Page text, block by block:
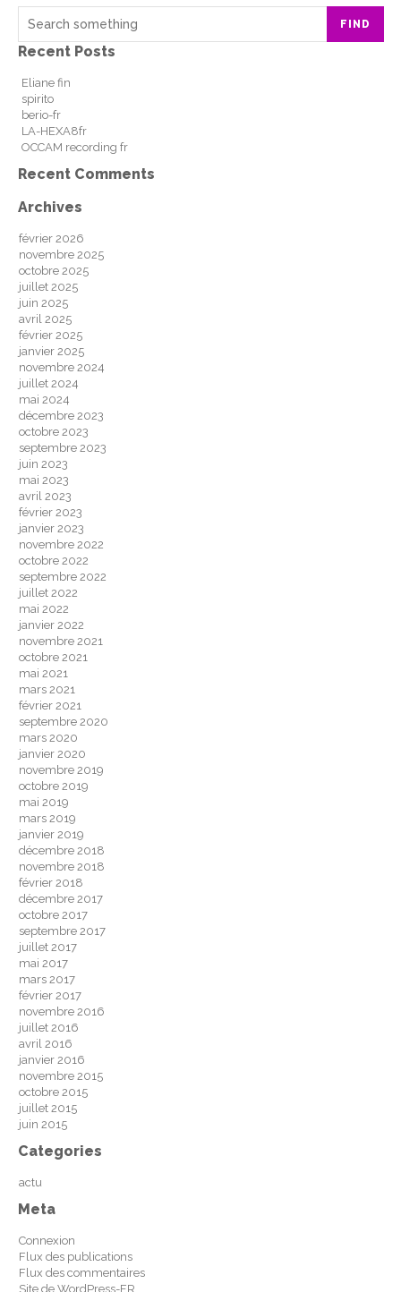
FIND
Recent Posts
Eliane fin
spirito
berio-fr
LA-HEXA8fr
OCCAM recording fr
Recent Comments
Archives
février 2026
novembre 2025
octobre 2025
juillet 2025
juin 2025
avril 2025
février 2025
janvier 2025
novembre 2024
juillet 2024
mai 2024
décembre 2023
octobre 2023
septembre 2023
juin 2023
mai 2023
avril 2023
février 2023
janvier 2023
novembre 2022
octobre 2022
septembre 2022
juillet 2022
mai 2022
janvier 2022
novembre 2021
octobre 2021
mai 2021
mars 2021
février 2021
septembre 2020
mars 2020
janvier 2020
novembre 2019
octobre 2019
mai 2019
mars 2019
janvier 2019
décembre 2018
novembre 2018
février 2018
décembre 2017
octobre 2017
septembre 2017
juillet 2017
mai 2017
mars 2017
février 2017
novembre 2016
juillet 2016
avril 2016
janvier 2016
novembre 2015
octobre 2015
juillet 2015
juin 2015
Categories
actu
Meta
Connexion
Flux des publications
Flux des commentaires
Site de WordPress-FR